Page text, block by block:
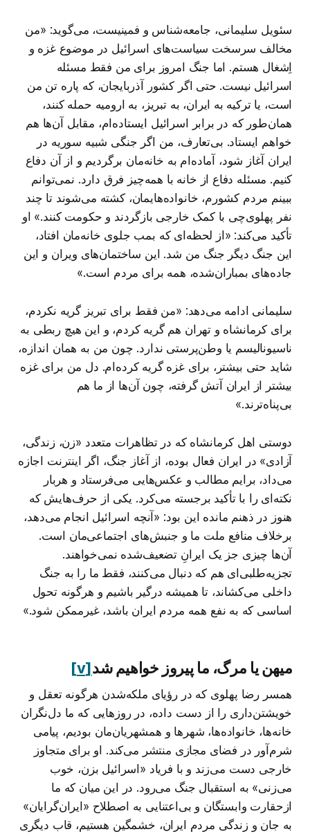
سئویل سلیمانی، جامعه‌شناس و فمینیست، می‌گوید: «من
مخالف سرسخت سیاست‌های اسرائیل در موضوع غزه و
اِشغال هستم. اما جنگ امروز برای من فقط مسئله
اسرائیل نیست. حتی اگر کشور آذربایجان، که پاره تن من
است، یا ترکیه به ایران، به تبریز، به ارومیه حمله کنند،
همان‌طور که در برابر اسرائیل ایستاده‌ام، مقابل آن‌ها هم
خواهم ایستاد. بی‌تعارف، من اگر جنگی شبیه سوریه در
ایران آغاز شود، آماده‌ام به خانه‌مان برگردیم و از آن دفاع
کنیم. مسئله دفاع از خانه با همه‌چیز فرق دارد. نمی‌توانم
ببینم مردم کشورم، خانواده‌هایمان، کشته می‌شوند تا چند
نفر پهلوی‌چی با کمک خارجی بازگردند و حکومت کنند.» او
تأکید می‌کند: «از لحظه‌ای که بمب جلوی خانه‌مان افتاد،
این جنگ دیگر جنگ من شد. این ساختمان‌های ویران و این
جاده‌های بمباران‌شده، همه برای مردم است.»
سلیمانی ادامه می‌دهد: «من فقط برای تبریز گریه نکردم،
برای کرمانشاه و تهران هم گریه کردم، و این هیچ ربطی به
ناسیونالیسم یا وطن‌پرستی ندارد. چون من به همان اندازه،
شاید حتی بیشتر، برای غزه گریه کرده‌ام. دل من برای غزه
بیشتر از ایران آتش گرفته، چون آن‌ها از ما هم
بی‌پناه‌ترند.»
دوستی اهل کرمانشاه که در تظاهرات‌ متعدد «زن، زندگی،
آزادی» در ایران فعال بوده، از آغاز جنگ، اگر اینترنت اجازه
می‌داد، برایم مطالب و عکس‌هایی می‌فرستاد و هربار
نکته‌ای را با تأکید برجسته می‌کرد. یکی از حرف‌هایش که
هنوز در ذهنم مانده این بود: «آنچه اسرائیل انجام می‌دهد،
برخلاف منافع ملت ما و جنبش‌های اجتماعی‌مان است.
آن‌ها چیزی جز یک ایرانِ تضعیف‌شده نمی‌خواهند.
تجزیه‌طلبی‌ای هم که دنبال می‌کنند، فقط ما را به جنگ
داخلی می‌کشاند، تا همیشه درگیر باشیم و هرگونه تحول
اساسی که به نفع همه مردم ایران باشد، غیرممکن شود.»
میهن یا مرگ، ما پیروز خواهیم شد[v]
همسر رضا پهلوی که در رؤیای ملکه‌شدن هرگونه تعقل و
خویشتن‌داری را از دست داده، در روزهایی که ما دل‌نگران
خانه‌ها، خانواده‌ها، شهرها و همشهریان‌مان بودیم، پیامی
شرم‌آور در فضای مجازی منتشر می‌کند. او برای متجاوز
خارجی دست می‌زند و با فریاد «اسرائیل بزن، خوب
می‌زنی» به استقبال جنگ می‌رود. در این میان که ما
ازحقارت وابستگان و بی‌اعتنایی به اصطلاح «ایران‌گرایان»
به جان و زندگی مردم ایران، خشمگین‌ هستیم، قاب دیگری